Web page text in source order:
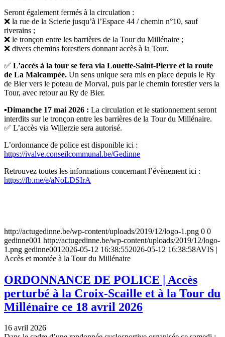
Seront également fermés à la circulation :
❌ la rue de la Scierie jusqu’à l’Espace 44 / chemin n°10, sauf
riverains ;
❌ le tronçon entre les barrières de la Tour du Millénaire ;
❌ divers chemins forestiers donnant accès à la Tour.
✅ L’accès à la tour se fera via Louette-Saint-Pierre et la route
de La Malcampée. Un sens unique sera mis en place depuis le Ry
de Bier vers le poteau de Morval, puis par le chemin forestier vers la
Tour, avec retour au Ry de Bier.
▪️Dimanche 17 mai 2026 : La circulation et le stationnement seront
interdits sur le tronçon entre les barrières de la Tour du Millénaire.
✅ L’accès via Willerzie sera autorisé.
L’ordonnance de police est disponible ici :
https://ivalve.conseilcommunal.be/Gedinne
Retrouvez toutes les informations concernant l’évènement ici :
https://fb.me/e/aNoLDSIrA
http://actugedinne.be/wp-content/uploads/2019/12/logo-1.png 0 0
gedinne001 http://actugedinne.be/wp-content/uploads/2019/12/logo-
1.png gedinne001 2026-05-12 16:38:552026-05-12 16:38:58AVIS |
Accès et montée à la Tour du Millénaire
ORDONNANCE DE POLICE | Accès
perturbé à la Croix-Scaille et à la Tour du
Millénaire ce 18 avril 2026
16 avril 2026